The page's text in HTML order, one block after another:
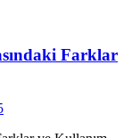
Farklar